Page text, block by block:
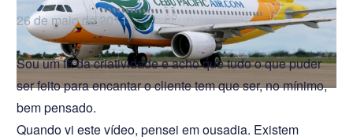
1 0
26 de maio de 2011
Sou um fã da criatividade e acho que tudo o que puder
ser feito para encantar o cliente tem que ser, no mínimo,
bem pensado.
Quando vi este vídeo, pensei em ousadia. Existem